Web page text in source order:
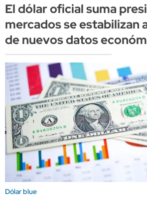
El dólar oficial suma
mercados se estabilizan
de nuevos datos
Dólar blue